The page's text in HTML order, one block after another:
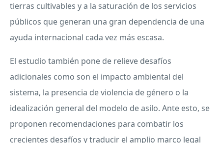
tierras cultivables y a la saturación de los servicios
públicos que generan una gran dependencia de una
ayuda internacional cada vez más escasa.
El estudio también pone de relieve desafíos
adicionales como son el impacto ambiental del
sistema, la presencia de violencia de género o la
idealización general del modelo de asilo. Ante esto, se
proponen recomendaciones para combatir los
crecientes desafíos y traducir el amplio marco legal